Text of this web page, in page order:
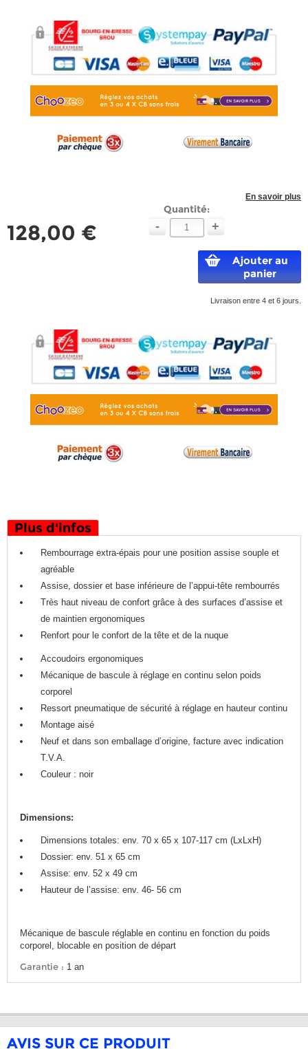
En savoir plus
128,00 €
Quantité:
- +
Ajouter au
panier
Livraison entre 4 et 6 jours.
Plus d'infos
Rembourrage extra-épais pour une position assise souple et
agréable
Assise, dossier et base inférieure de l’appui-tête rembourrés
Très haut niveau de confort grâce à des surfaces d’assise et
de maintien ergonomiques
Renfort pour le confort de la tête et de la nuque
Accoudoirs ergonomiques
Mécanique de bascule à réglage en continu selon poids
corporel
Ressort pneumatique de sécurité à réglage en hauteur continu
Montage aisé
Neuf et dans son emballage d’origine, facture avec indication
T.V.A.
Couleur : noir
Dimensions:
Dimensions totales: env. 70 x 65 x 107-117 cm (LxLxH)
Dossier: env. 51 x 65 cm
Assise: env. 52 x 49 cm
Hauteur de l’assise: env. 46- 56 cm
Mécanique de bascule réglable en continu en fonction du poids
corporel, blocable en position de départ
Garantie : 1 an
AVIS SUR CE PRODUIT